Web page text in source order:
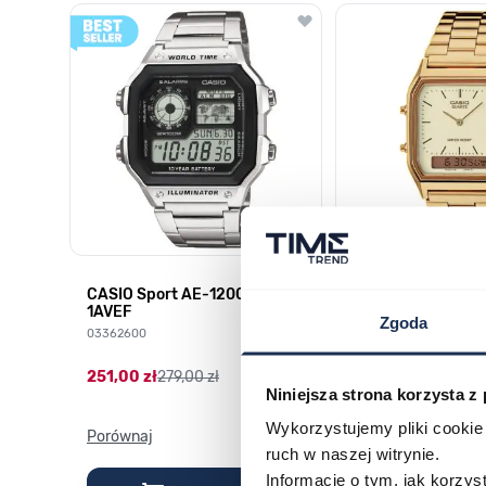
Zgoda
Niniejsza strona korzysta z
Wykorzystujemy pliki
ruch w naszej witrynie.
Informacje o tym, jak
Poruszanie się po elementach karuzeli jest możliwe za
Naciśnij, aby pominąć karuzelę
Naciśnij, aby przejść do nawigacji karuzeli
CASIO Sport AE-1200WHD-
1AVEF
03362600
251,00 zł279,00 zł
Porównaj
03311457
Porównaj